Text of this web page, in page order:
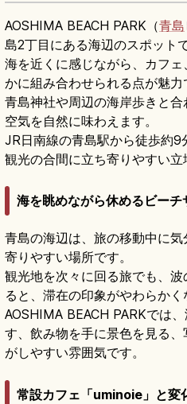
AOSHIMA BEACH PARK（青島
島2丁目にある海辺のスポットで
海を近くに感じながら、カフ
かに組み合わせられる点が魅力
青島神社や周辺の海岸歩きと
空気を自然に味わえます。
JR日南線の青島駅から徒歩約
観光の合間に立ち寄りやすい立
海を眺めながら休めるビーチ
青島の海辺は、旅の移動中に
寄りやすい場所です。
観光地を次々に回る旅でも、
ると、滞在の印象がやわらかく
AOSHIMA BEACH PARKでは
す、飲み物を手に景色を見る
がしやすい雰囲気です。
常設カフェ「uminoie」と変